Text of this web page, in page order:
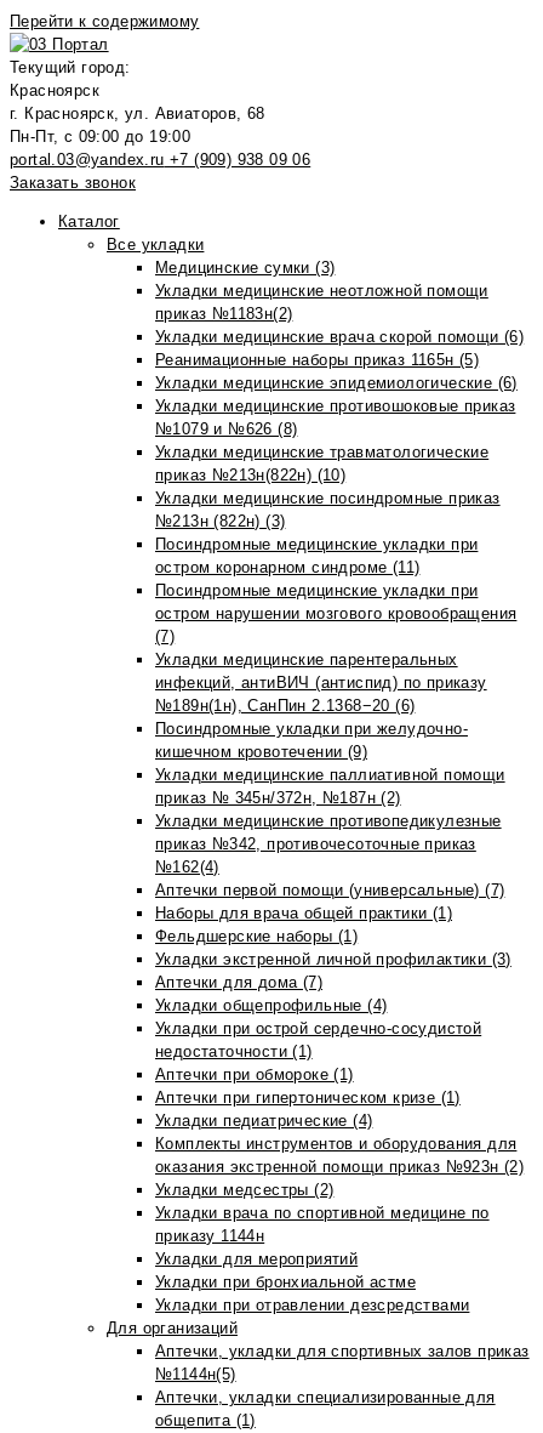
Перейти к содержимому
Текущий город:
Красноярск
г. Красноярск, ул. Авиаторов, 68
Пн-Пт, с 09:00 до 19:00
portal.03@yandex.ru +7 (909) 938 09 06
Заказать звонок
Каталог
Все укладки
Медицинские сумки (3)
Укладки медицинские неотложной помощи
приказ №1183н(2)
Укладки медицинские врача скорой помощи (6)
Реанимационные наборы приказ 1165н (5)
Укладки медицинские эпидемиологические (6)
Укладки медицинские противошоковые приказ
№1079 и №626 (8)
Укладки медицинские травматологические
приказ №213н(822н) (10)
Укладки медицинские посиндромные приказ
№213н (822н) (3)
Посиндромные медицинские укладки при
остром коронарном синдроме (11)
Посиндромные медицинские укладки при
остром нарушении мозгового кровообращения
(7)
Укладки медицинские парентеральных
инфекций, антиВИЧ (антиспид) по приказу
№189н(1н), СанПин 2.1368−20 (6)
Посиндромные укладки при желудочно-
кишечном кровотечении (9)
Укладки медицинские паллиативной помощи
приказ № 345н/372н, №187н (2)
Укладки медицинские противопедикулезные
приказ №342, противочесоточные приказ
№162(4)
Аптечки первой помощи (универсальные) (7)
Наборы для врача общей практики (1)
Фельдшерские наборы (1)
Укладки экстренной личной профилактики (3)
Аптечки для дома (7)
Укладки общепрофильные (4)
Укладки при острой сердечно-сосудистой
недостаточности (1)
Аптечки при обмороке (1)
Аптечки при гипертоническом кризе (1)
Укладки педиатрические (4)
Комплекты инструментов и оборудования для
оказания экстренной помощи приказ №923н (2)
Укладки медсестры (2)
Укладки врача по спортивной медицине по
приказу 1144н
Укладки для мероприятий
Укладки при бронхиальной астме
Укладки при отравлении дезсредствами
Для организаций
Аптечки, укладки для спортивных залов приказ
№1144н(5)
Аптечки, укладки специализированные для
общепита (1)